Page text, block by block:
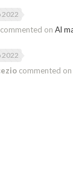
2022
commented onAl
2022
commented